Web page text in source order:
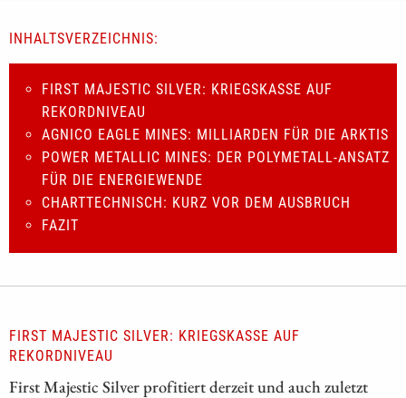
INHALTSVERZEICHNIS:
FIRST MAJESTIC SILVER: KRIEGSKASSE AUF
REKORDNIVEAU
AGNICO EAGLE MINES: MILLIARDEN FÜR DIE ARKTIS
POWER METALLIC MINES: DER POLYMETALL-ANSATZ
FÜR DIE ENERGIEWENDE
CHARTTECHNISCH: KURZ VOR DEM AUSBRUCH
FAZIT
FIRST MAJESTIC SILVER: KRIEGSKASSE AUF
REKORDNIVEAU
First Majestic Silver profitiert derzeit und auch zuletzt